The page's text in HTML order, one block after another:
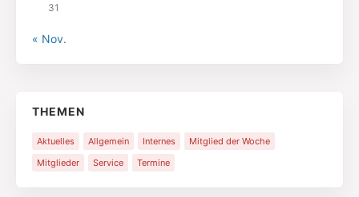
31
« Nov.
THEMEN
Aktuelles Allgemein Internes
Mitglied der Woche
Mitglieder
Service Termine